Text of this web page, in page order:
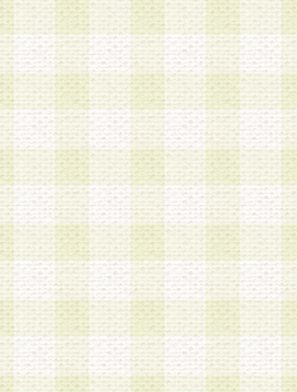
ら付与されたログインIDおよび
、売買その他形態を問わず第三者
します。
によるログインIDおよびパスワー
の利用に伴う損害の発生について
その他原因の如何を問わず、一切
情報
の登録情報に含まれる氏名・住所
個人を識別できる情報を当社が別
」に基づき適切に取り扱うものとし
報を以下の各号に定める目的に利
ら事項以外の目的で個人情報を利